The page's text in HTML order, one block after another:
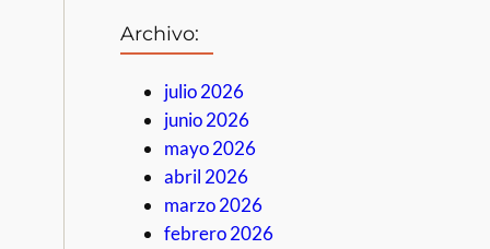
Archivo:
julio 2026
junio 2026
mayo 2026
abril 2026
marzo 2026
febrero 2026